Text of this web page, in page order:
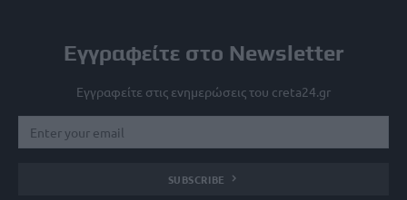
Εγγραφείτε στο Newsletter
Εγγραφείτε στις ενημερώσεις του creta24.gr
SUBSCRIBE